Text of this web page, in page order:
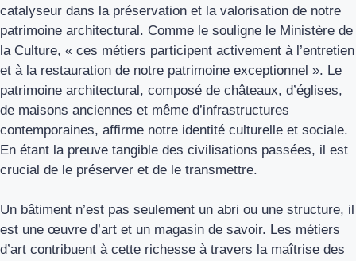
catalyseur dans la préservation et la valorisation de notre
patrimoine architectural. Comme le souligne le Ministère de
la Culture, « ces métiers participent activement à l’entretien
et à la restauration de notre patrimoine exceptionnel ». Le
patrimoine architectural, composé de châteaux, d’églises,
de maisons anciennes et même d’infrastructures
contemporaines, affirme notre identité culturelle et sociale.
En étant la preuve tangible des civilisations passées, il est
crucial de le préserver et de le transmettre.
Un bâtiment n’est pas seulement un abri ou une structure, il
est une œuvre d’art et un magasin de savoir. Les métiers
d’art contribuent à cette richesse à travers la maîtrise des